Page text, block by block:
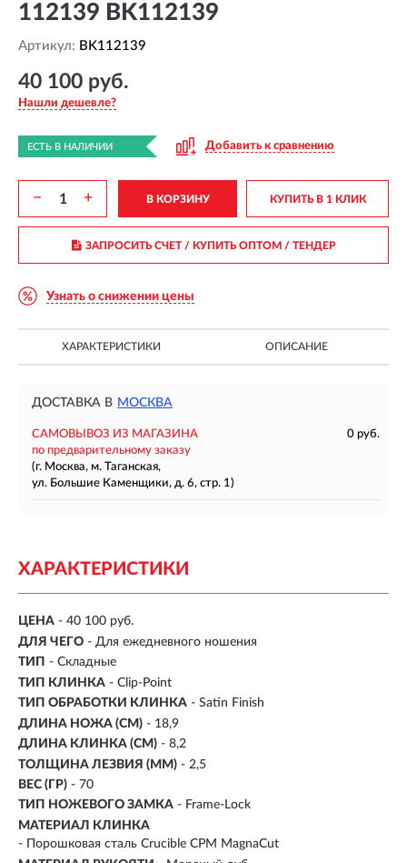
112139 BK112139
Артикул: BK112139
40 100 руб.
Нашли дешевле?
ЕСТЬ В НАЛИЧИИ Добавить к сравнению
− + В КОРЗИНУ КУПИТЬ В 1 КЛИК
ЗАПРОСИТЬ СЧЕТ / КУПИТЬ ОПТОМ/ ТЕНДЕР
Узнать о снижении цены
ХАРАКТЕРИСТИКИ ОПИСАНИЕ
ДОСТАВКА В МОСКВА
САМОВЫВОЗ ИЗ МАГАЗИНА
0 руб.
по предварительному заказу
(г. Москва, м. Таганская,
ул. Большие Каменщики, д. 6, стр. 1)
ХАРАКТЕРИСТИКИ
ЦЕНА - 40 100 руб.
ДЛЯ ЧЕГО - Для ежедневного ношения
ТИП - Складные
ТИП КЛИНКА - Clip-Point
ТИП ОБРАБОТКИ КЛИНКА - Satin Finish
ДЛИНА НОЖА (СМ) - 18,9
ДЛИНА КЛИНКА (СМ) - 8,2
ТОЛЩИНА ЛЕЗВИЯ (ММ) - 2,5
ВЕС (ГР) - 70
ТИП НОЖЕВОГО ЗАМКА - Frame-Lock
МАТЕРИАЛ КЛИНКА
- Порошковая сталь Crucible CPM MagnaCut